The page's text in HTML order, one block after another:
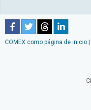
COMEX como página de inicio |